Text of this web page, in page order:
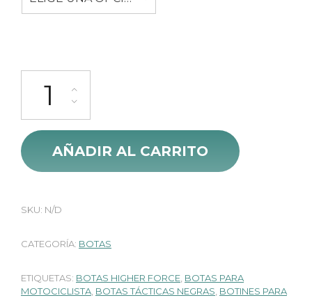
era:
AÑADIR AL CARRITO
SKU: N/D
CATEGORÍA: BOTAS
ETIQUETAS: BOTAS HIGHER FORCE, BOTAS PARA
MOTOCICLISTA, BOTAS TÁCTICAS NEGRAS, BOTINES PARA